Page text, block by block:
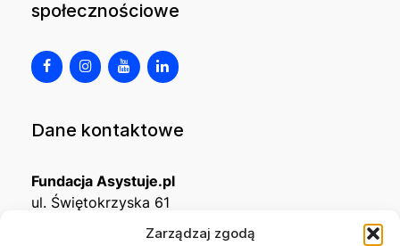
Zarządzaj zgodą
społecznościowe
Dane kontaktowe
Fundacja Asystuje.pl
ul. Świętokrzyska 61